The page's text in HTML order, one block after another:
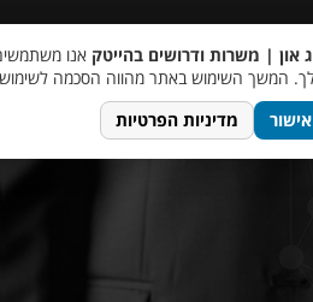
און | משרות ודרושים בהייטק
המשך השימוש באתר מהווה הסכמה לשימוש
אישור
מדיניות הפרטיות